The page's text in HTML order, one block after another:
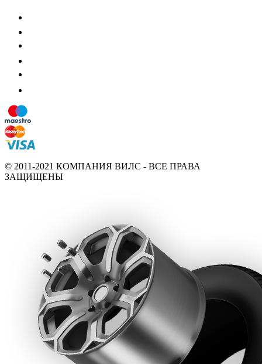
© 2011-2021 КОМПАНИЯ ВИЛС - ВСЕ ПРАВА
ЗАЩИЩЕНЫ